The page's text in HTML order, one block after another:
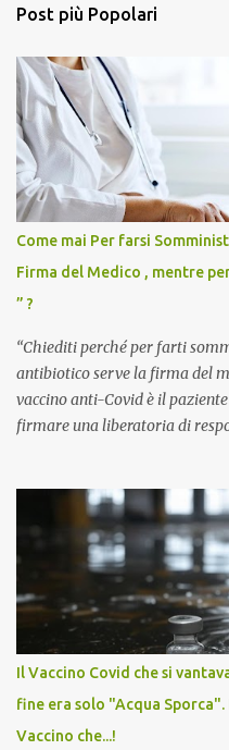
Post più Popolari
Come mai Per farsi
Firma del Medico , mentre
” ?
“Chiediti perché per farti
antibiotico serve la firma del
vaccino anti-Covid è il
firmare una liberatoria di
pandemia. Un interrogativo
ancora il coraggio di pensare
anti-Covid, un pro-farmaco,
sviluppato in tempi record,
larga scala, ancora oggetto di
internazionale serve solo
anche a persone sane,
serve una prescrizione. Non c’è
L’unico atto richiesto è una fi...
Il Vaccino Covid che si
fine era solo "Acqua Sporca".
Vaccino che...!